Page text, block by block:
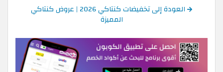
العودة إلى تخفيضات كنتاكي 2026 | عروض كنتاكي
المميزة